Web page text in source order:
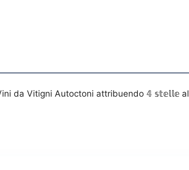
da Vitigni Autoctoni attribuendo 𝟜 𝕤𝕥𝕖𝕝𝕝𝕖 al